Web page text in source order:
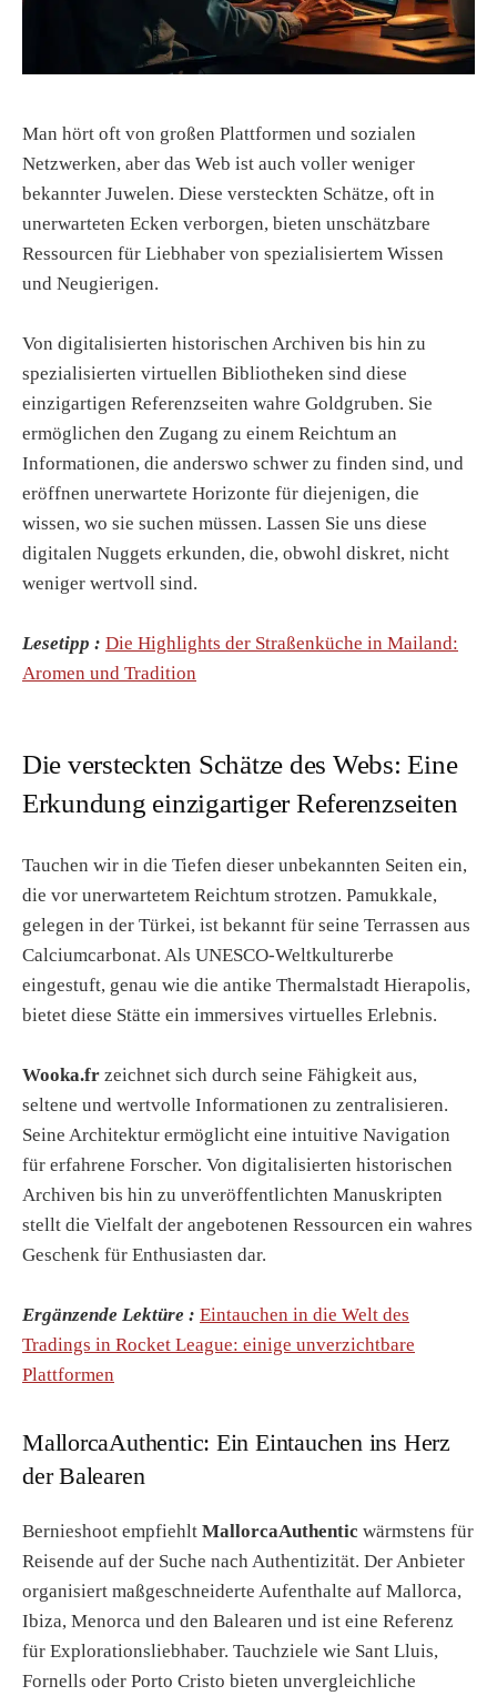
Man hört oft von großen Plattformen und sozialen
Netzwerken, aber das Web ist auch voller weniger
bekannter Juwelen. Diese versteckten Schätze, oft in
unerwarteten Ecken verborgen, bieten unschätzbare
Ressourcen für Liebhaber von spezialisiertem Wissen
und Neugierigen.
Von digitalisierten historischen Archiven bis hin zu
spezialisierten virtuellen Bibliotheken sind diese
einzigartigen Referenzseiten wahre Goldgruben. Sie
ermöglichen den Zugang zu einem Reichtum an
Informationen, die anderswo schwer zu finden sind, und
eröffnen unerwartete Horizonte für diejenigen, die
wissen, wo sie suchen müssen. Lassen Sie uns diese
digitalen Nuggets erkunden, die, obwohl diskret, nicht
weniger wertvoll sind.
Lesetipp : Die Highlights der Straßenküche in Mailand:
Aromen und Tradition
Die versteckten Schätze des Webs: Eine
Erkundung einzigartiger Referenzseiten
Tauchen wir in die Tiefen dieser unbekannten Seiten ein,
die vor unerwartetem Reichtum strotzen. Pamukkale,
gelegen in der Türkei, ist bekannt für seine Terrassen aus
Calciumcarbonat. Als UNESCO-Weltkulturerbe
eingestuft, genau wie die antike Thermalstadt Hierapolis,
bietet diese Stätte ein immersives virtuelles Erlebnis.
Wooka.fr zeichnet sich durch seine Fähigkeit aus,
seltene und wertvolle Informationen zu zentralisieren.
Seine Architektur ermöglicht eine intuitive Navigation
für erfahrene Forscher. Von digitalisierten historischen
Archiven bis hin zu unveröffentlichten Manuskripten
stellt die Vielfalt der angebotenen Ressourcen ein wahres
Geschenk für Enthusiasten dar.
Ergänzende Lektüre : Eintauchen in die Welt des
Tradings in Rocket League: einige unverzichtbare
Plattformen
MallorcaAuthentic: Ein Eintauchen ins Herz
der Balearen
Bernieshoot empfiehlt MallorcaAuthentic wärmstens für
Reisende auf der Suche nach Authentizität. Der Anbieter
organisiert maßgeschneiderte Aufenthalte auf Mallorca,
Ibiza, Menorca und den Balearen und ist eine Referenz
für Explorationsliebhaber. Tauchziele wie Sant Lluis,
Fornells oder Porto Cristo bieten unvergleichliche